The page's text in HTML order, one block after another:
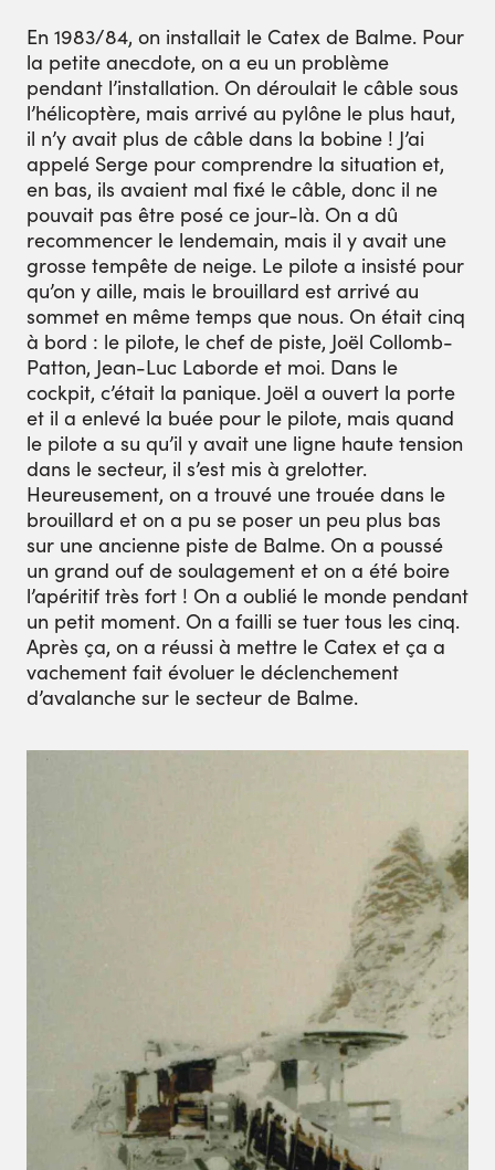
En 1983/84, on installait le Catex de Balme. Pour
la petite anecdote, on a eu un problème
pendant l’installation. On déroulait le câble sous
l’hélicoptère, mais arrivé au pylône le plus haut,
il n’y avait plus de câble dans la bobine ! J’ai
appelé Serge pour comprendre la situation et,
en bas, ils avaient mal fixé le câble, donc il ne
pouvait pas être posé ce jour-là. On a dû
recommencer le lendemain, mais il y avait une
grosse tempête de neige. Le pilote a insisté pour
qu’on y aille, mais le brouillard est arrivé au
sommet en même temps que nous. On était cinq
à bord : le pilote, le chef de piste, Joël Collomb-
Patton, Jean-Luc Laborde et moi. Dans le
cockpit, c’était la panique. Joël a ouvert la porte
et il a enlevé la buée pour le pilote, mais quand
le pilote a su qu’il y avait une ligne haute tension
dans le secteur, il s’est mis à grelotter.
Heureusement, on a trouvé une trouée dans le
brouillard et on a pu se poser un peu plus bas
sur une ancienne piste de Balme. On a poussé
un grand ouf de soulagement et on a été boire
l’apéritif très fort ! On a oublié le monde pendant
un petit moment. On a failli se tuer tous les cinq.
Après ça, on a réussi à mettre le Catex et ça a
vachement fait évoluer le déclenchement
d’avalanche sur le secteur de Balme.